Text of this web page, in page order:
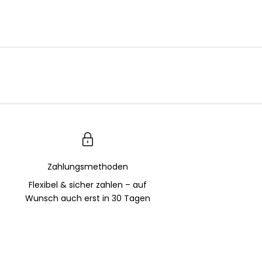
Zahlungsmethoden
Flexibel & sicher zahlen – auf
Wunsch auch erst in 30 Tagen